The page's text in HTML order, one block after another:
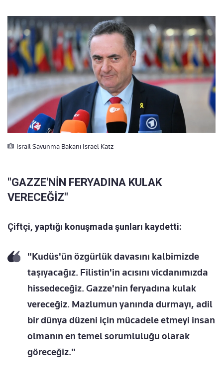
İsrail Savunma Bakanı İsrael Katz
"GAZZE'NİN FERYADINA KULAK
VERECEĞİZ"
Çiftçi, yaptığı konuşmada şunları kaydetti:
"Kudüs'ün özgürlük davasını kalbimizde
taşıyacağız. Filistin'in acısını vicdanımızda
hissedeceğiz. Gazze'nin feryadına kulak
vereceğiz. Mazlumun yanında durmayı, adil
bir dünya düzeni için mücadele etmeyi insan
olmanın en temel sorumluluğu olarak
göreceğiz."